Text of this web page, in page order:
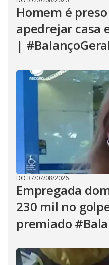
Homem é
apedrejar casa
|
DO R7/07/08/2026
Empregada
230 mil no
premiado